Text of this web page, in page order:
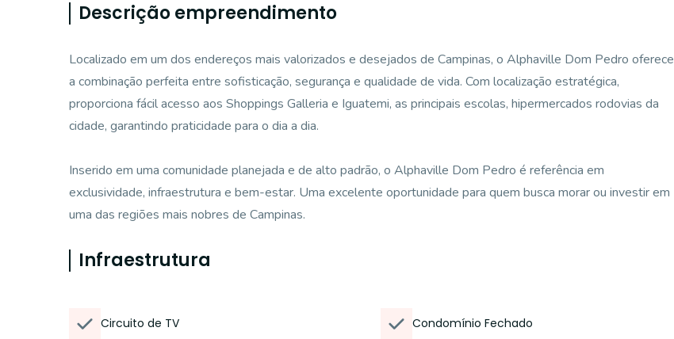
Descrição empreendimento
Localizado em um dos endereços mais valorizados e desejados de Campinas, o Alphaville Dom Pedro oferece
a combinação perfeita entre sofisticação, segurança e qualidade de vida. Com localização estratégica,
proporciona fácil acesso aos Shoppings Galleria e Iguatemi, as principais escolas, hipermercados rodovias da
cidade, garantindo praticidade para o dia a dia.
Inserido em uma comunidade planejada e de alto padrão, o Alphaville Dom Pedro é referência em
exclusividade, infraestrutura e bem-estar. Uma excelente oportunidade para quem busca morar ou investir em
uma das regiões mais nobres de Campinas.
Infraestrutura
Circuito de TV Condomínio Fechado